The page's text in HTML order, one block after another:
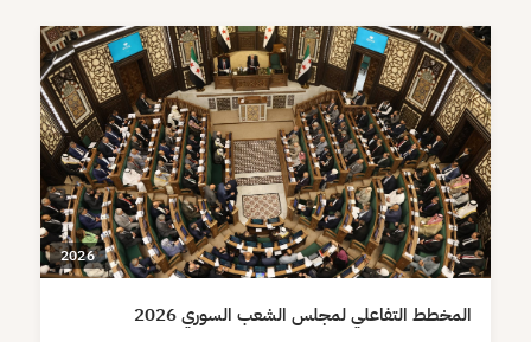
2026
المخطط التفاعلي لمجلس الشعب السوري 2026